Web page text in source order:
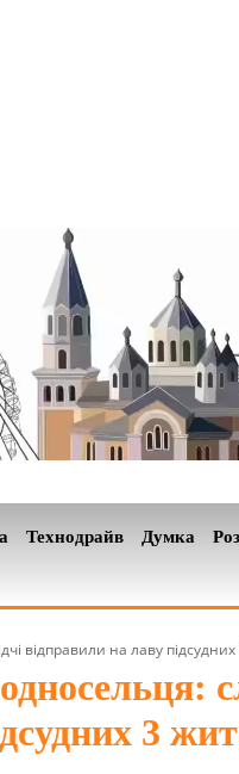
Технодрайв Думка
відправили на лаву
3